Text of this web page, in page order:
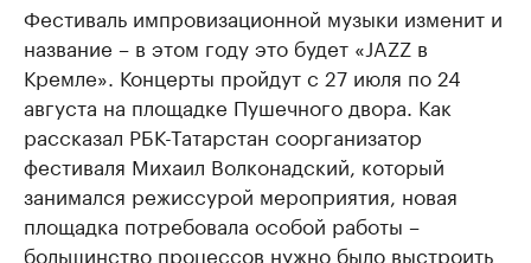
Фестиваль импровизационной музыки изменит и
название – в этом году это будет «JAZZ в
Кремле». Концерты пройдут с 27 июля по 24
августа на площадке Пушечного двора. Как
рассказал РБК-Татарстан соорганизатор
фестиваля Михаил Волконадский, который
занимался режиссурой мероприятия, новая
площадка потребовала особой работы –
большинство процессов нужно было выстроить